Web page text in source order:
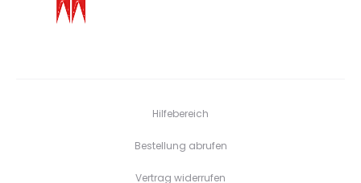
Hilfebereich
Bestellung abrufen
Vertrag widerrufen